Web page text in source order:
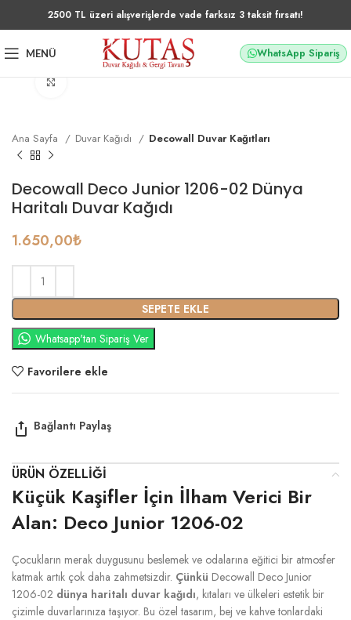
2500 TL üzeri alışverişlerde vade farksız 3 taksit fırsatı!
MENÜ WhatsApp Sipariş
Ana Sayfa Duvar Kağıdı Decowall Duvar Kağıtları
Decowall Deco Junior 1206-02 Dünya
Haritalı Duvar Kağıdı
1.650,00₺
SEPETE EKLE
Whatsapp'tan Sipariş Ver
Favorilere ekle
ÜRÜN ÖZELLIĞI
Küçük Kaşifler İçin İlham Verici Bir
Alan: Deco Junior 1206-02
Çocukların merak duygusunu beslemek ve odalarına eğitici bir atmosfer
katmak artık çok daha zahmetsizdir. Çünkü Decowall Deco Junior
1206-02 dünya haritalı duvar kağıdı, kıtaları ve ülkeleri estetik bir
çizimle duvarlarınıza taşıyor. Bu özel tasarım, bej ve kahve tonlardaki